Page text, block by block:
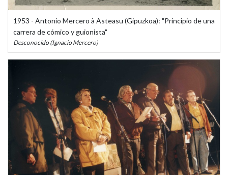
1953 - Antonio Mercero à Asteasu (Gipuzkoa): "Principio de una
carrera de cómico y guionista"
Desconocido (Ignacio Mercero)